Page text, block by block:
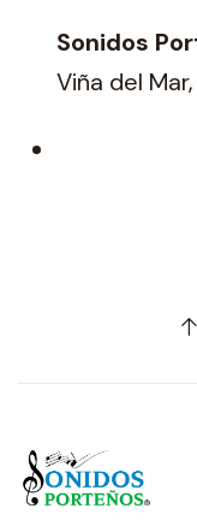
Sonidos
Viña del